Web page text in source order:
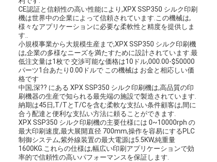
CE認証と信頼性の高い性能により,XPX SSP350 シルク印刷
機は世界中の企業によって信頼されています.この機械は,
様々なアプリケーションに必要な柔軟性と精度を提供しま
す..
小規模事業から大規模生産まで,XPX SSP350 シルク印刷機
は,企業の多様なニーズを満たすために設計されています.最
低注文量は1枚で 交渉可能な価格は10ドル,000.00-$50000
パーツ1台あたり0.00ドルで この機械は お金と相応しい価
格です
中国,深?? にある XPX SSP350 シルク印刷機は,高品質の印
刷機器の生産で知られる最先端の施設で製造されています.
納期は45日,T/TとT/Cを含む柔軟な支払い条件顧客は,間に
合う配達と便利な支払い方法に頼ることができます.
XPX SSP350 シルク印刷機の主要仕様には 0~10000rph の
最大印刷速度,最大展開直径 700mm,操作を容易にするPLC
制御システム,紫外線装置の最大電源は5.5KW,純重量
1600KG.これらの仕様は,幅広い印刷アプリケーションで効
率的で信頼性の高いパフォーマンスを保証します.